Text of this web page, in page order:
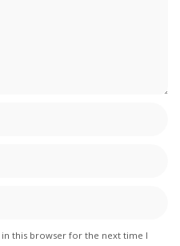
in this browser for the next time I